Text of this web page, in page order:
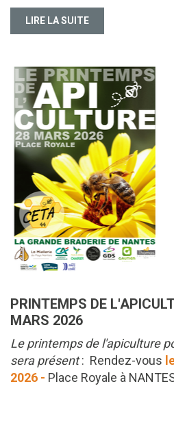
LIRE LA SUITE
PRINTEMPS DE
MARS 2026
Le printemps de l'apiculture
sera présent: Rendez-vous
2026 - Place Royale à